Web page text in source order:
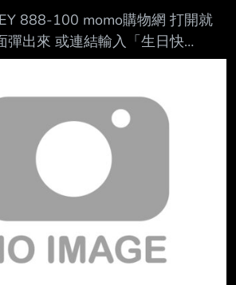
888-100 momo購物網 打開就
彈出來 或連結輸入「生日快
lurl.cc/tQKoGJ 留意使用期限